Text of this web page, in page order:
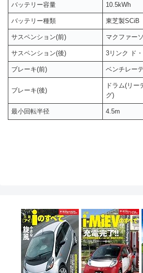
バッテリー容量 10.5kWh
バッテリー種類 東芝製SCiB
サスペンション(前) マクファー
サスペンション(後) 3リンク ド
ブレーキ(前) ベンチレー
ブレーキ(後)
ドラム(リー
グ)
最小回転半径 4.5m